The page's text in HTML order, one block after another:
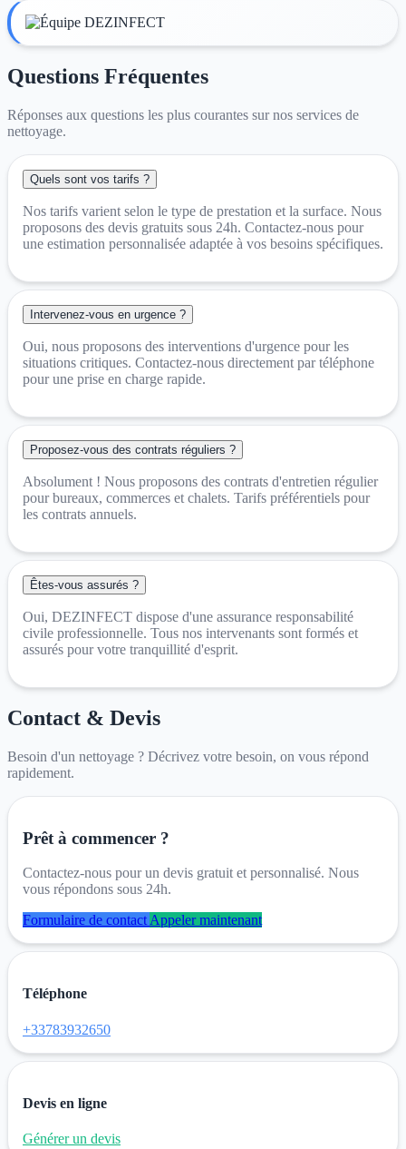
Questions Fréquentes
Réponses aux questions les plus courantes sur nos services de
nettoyage.
Quels sont vos tarifs ?
Nos tarifs varient selon le type de prestation et la surface. Nous
proposons des devis gratuits sous 24h. Contactez-nous pour
une estimation personnalisée adaptée à vos besoins spécifiques.
Intervenez-vous en urgence ?
Oui, nous proposons des interventions d'urgence pour les
situations critiques. Contactez-nous directement par téléphone
pour une prise en charge rapide.
Proposez-vous des contrats réguliers ?
Absolument ! Nous proposons des contrats d'entretien régulier
pour bureaux, commerces et chalets. Tarifs préférentiels pour
les contrats annuels.
Êtes-vous assurés ?
Oui, DEZINFECT dispose d'une assurance responsabilité
civile professionnelle. Tous nos intervenants sont formés et
assurés pour votre tranquillité d'esprit.
Contact & Devis
Besoin d'un nettoyage ? Décrivez votre besoin, on vous répond
rapidement.
Prêt à commencer ?
Contactez-nous pour un devis gratuit et personnalisé. Nous
vous répondons sous 24h.
Formulaire de contact Appeler maintenant
Téléphone
+33783932650
Devis en ligne
Générer un devis